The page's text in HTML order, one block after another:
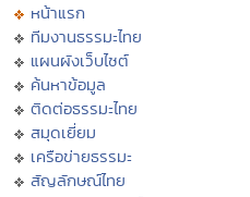
หน้าแรก
ทีมงานธรรมะไทย
แผนผังเว็บไซต์
ค้นหาข้อมูล
ติดต่อธรรมะไทย
สมุดเยี่ยม
เครือข่ายธรรมะ
สัญลักษณ์ไทย